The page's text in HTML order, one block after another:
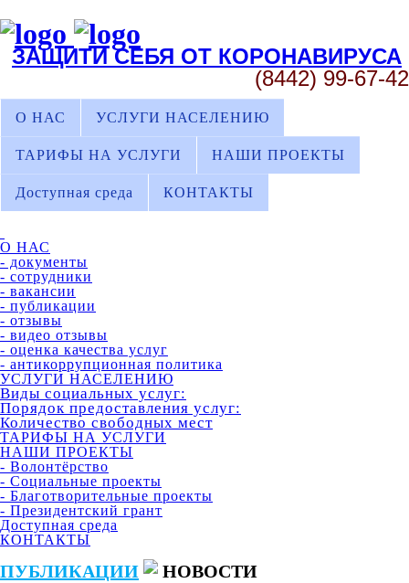
ЗАЩИТИ СЕБЯ ОТ КОРОНАВИРУСА
(8442) 99-67-42
О НАС УСЛУГИ НАСЕЛЕНИЮ
ТАРИФЫ НА УСЛУГИ НАШИ ПРОЕКТЫ
Доступная среда КОНТАКТЫ
О НАС
- документы
- сотрудники
- вакансии
- публикации
- отзывы
- видео отзывы
- оценка качества услуг
- антикоррупционная политика
УСЛУГИ НАСЕЛЕНИЮ
Виды социальных услуг:
Порядок предоставления услуг:
Количество свободных мест
ТАРИФЫ НА УСЛУГИ
НАШИ ПРОЕКТЫ
- Волонтёрство
- Социальные проекты
- Благотворительные проекты
- Президентский грант
Доступная среда
КОНТАКТЫ
ПУБЛИКАЦИИ НОВОСТИ